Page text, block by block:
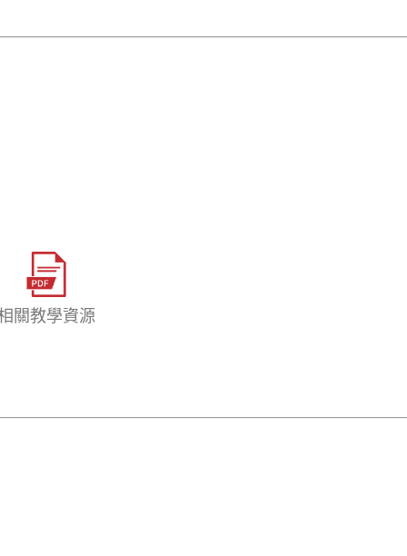
關教學資源